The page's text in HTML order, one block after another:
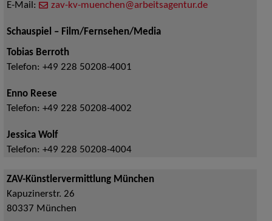
E-Mail:
zav-kv-muenchen@arbeitsagentur.de
Schauspiel – Film/Fernsehen/Media
Tobias Berroth
Telefon: +49 228 50208-4001
Enno Reese
Telefon: +49 228 50208-4002
Jessica Wolf
Telefon: +49 228 50208-4004
ZAV-Künstlervermittlung München
Kapuzinerstr. 26
80337 München